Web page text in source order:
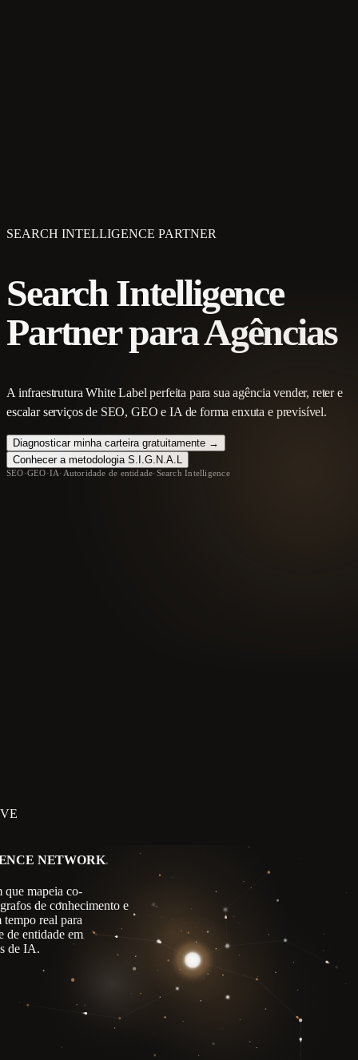
SEARCH INTELLIGENCE PARTNER
Search Intelligence
Partner para Agências
A infraestrutura White Label perfeita para sua agência vender, reter e
escalar serviços de SEO, GEO e IA de forma enxuta e previsível.
Diagnosticar minha carteira gratuitamente →
Conhecer a metodologia S.I.G.N.A.L
SEO·GEO·IA· Autoridade de entidade·Search Intelligence
NETWORK
que mapeia co-
de conhecimento e
real para
de entidade em
de IA.